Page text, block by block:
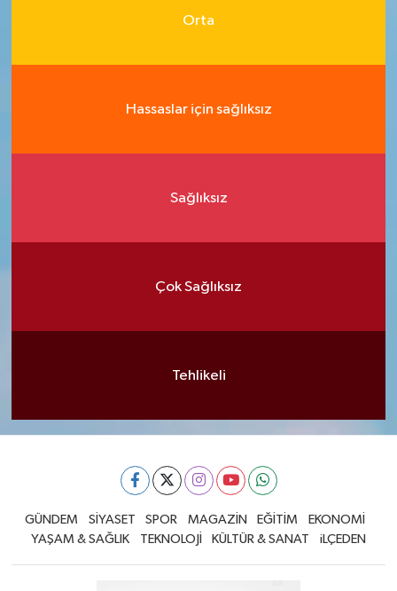
Orta
Hassaslar için sağlıksız
Sağlıksız
Çok Sağlıksız
Tehlikeli
GÜNDEM SİYASET SPOR MAGAZİN EĞİTİM
EKONOMİ
YAŞAM & SAĞLIK
TEKNOLOJİ KÜLTÜR & SANAT iLÇEDEN